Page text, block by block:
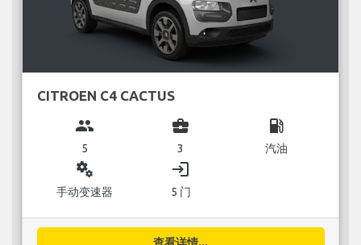
CITROEN C4 CACTUS
group
5
business_center
3
local_gas_station
汽油
miscellaneous_services
手动变速器
login
5 门
查看详情...